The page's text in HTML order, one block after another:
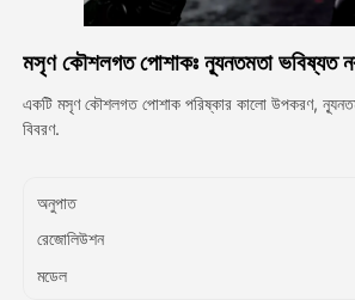
গ্যালারি
মূল্য
মসৃণ কৌশলগত পোশাকঃ ন্যূনতমতা ভবিষ্যত
একটি মসৃণ কৌশলগত পোশাক পরিষ্কার কালো উপকরণ, ন্যূনতম
বিবরণ.
অনুপাত
রেজোলিউশন
মডেল